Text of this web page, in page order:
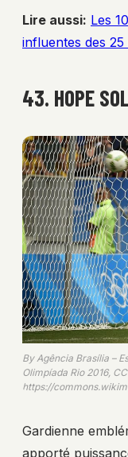
Lire aussi: Les
influentes des
43. HOPE
By Agência Brasília –
Olimpíada Rio 2016,
https://
Gardienne
apporté